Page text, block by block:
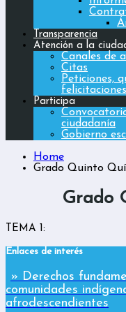
Transparencia
Atención a la
Canales de
Citas
Peticiones,
felicitaciones
Participa
ciudadanía
Gobierno
Home
Grado Quinto
Grado
TEMA 1:
Enlaces de interés
» Derechos
comunidades
afrodescendientes